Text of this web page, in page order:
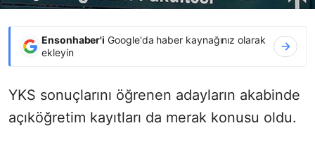
Ensonhaber'i Google'da haber kaynağınız olarak
ekleyin
YKS sonuçlarını öğrenen adayların akabinde
açıköğretim kayıtları da merak konusu oldu.